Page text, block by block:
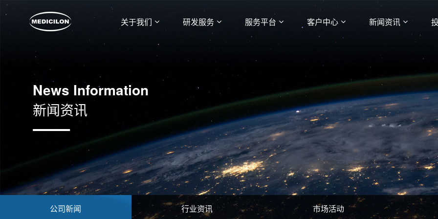
关于我们 研发服务 服务平台 客户中心 新闻资讯
News Information
新闻资讯
公司新闻 行业资讯 市场活动